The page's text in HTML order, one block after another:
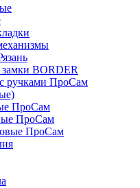
BORDER
ручками ПроСам
ПроСам
ПроСам
ПроСам